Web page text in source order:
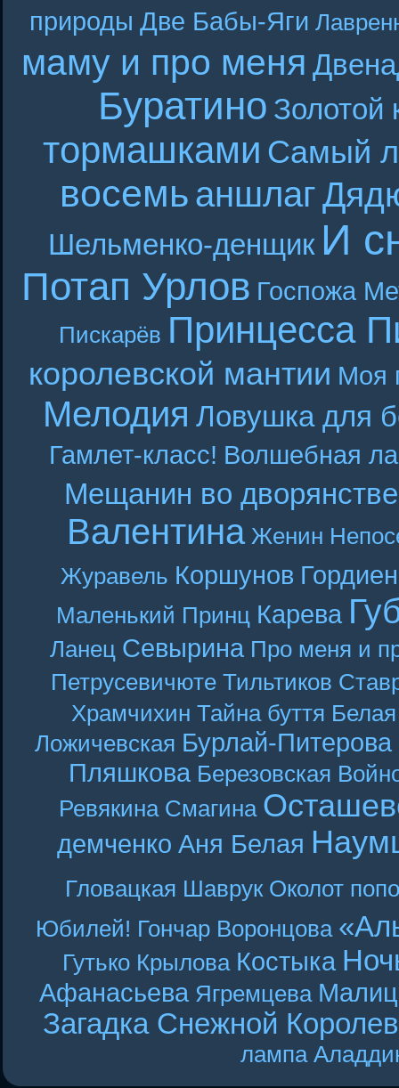
природы Две Бабы-Яги
маму и про меня
Буратино Золотой
тормашками Самый
восемьаншлаг
Шельменко-денщик И
Потап Урлов Госпожа
Пискарёв Принцесса
королевской мантии Моя
Мелодия Ловушка для
Гамлет-класс! Волшебная
Мещанин во дворянстве
Валентина Женин
Журавель Коршунов
Маленький Принц Карева
Ланец Севырина Про меня и
Петрусевичюте Тильтиков
Храмчихин Тайна буття
Ложичевская Бурлай-Питерова
Пляшкова Березовская
Ревякина Смагина
демченко Аня Белая
Гловацкая Шаврук Околот
Юбилей! Гончар Воронцова
Гутько Крылова Костыка
Афанасьева Ягремцева
Загадка Снежной
лампа